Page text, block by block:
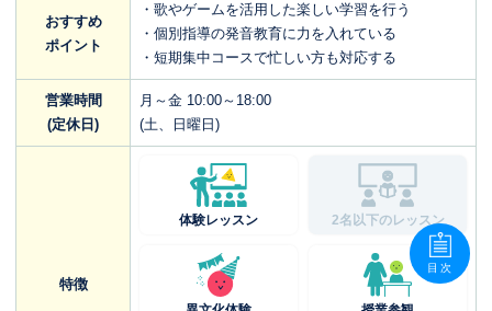
おすすめ
ポイント
・歌やゲームを活用した楽しい学習を行う
・個別指導の発音教育に力を入れている
・短期集中コースで忙しい方も対応する
営業時間
(定休日)
月～金 10:00～18:00
(土、日曜日)
特徴
体験レッスン 2名以下のレッスン
目次